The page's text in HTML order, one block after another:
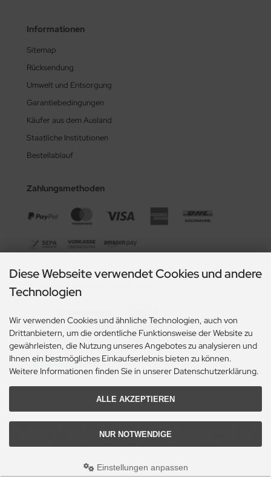
Informationen
Sitemap
Rücksendung
Umwelt und Entsorgung
Garantiebedingungen
Käufer aus dem Ausland
Staatliche Institutionen
Bestellablauf
Zahlungsmethoden
Sicher und preiswert einkaufen!
entsprechen dem bisherigen Preis bei Solo Entertainment e.K. - It's my Mini-PC! Webshop
für lautlose Mini-ITX Mini-PC und Mini-PC Komponenten.
Mini-PC Komponenten © 2026 | Template © 2009-2026 by modified eCommerce
Diese Webseite verwendet Cookies und andere
Technologien
Wir verwenden Cookies und ähnliche Technologien, auch von
Drittanbietern, um die ordentliche Funktionsweise der Website zu
gewährleisten, die Nutzung unseres Angebotes zu analysieren und
Ihnen ein bestmögliches Einkaufserlebnis bieten zu können.
Weitere Informationen finden Sie in unserer Datenschutzerklärung.
ALLE AKZEPTIEREN
NUR NOTWENDIGE
Einstellungen anpassen